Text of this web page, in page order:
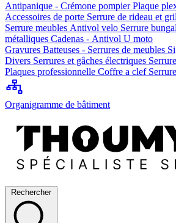
Antipanique - Crémone pompierPlaque
Accessoires de porte Serrure de rideau et
Serrure meubles Antivol velo Serrure
métalliques Cadenas - Antivol U moto
Gravures Batteuses - Serrures de meubles
Divers Serrures et gâches électriques
Plaques professionnelle Coffre a clef
Organigramme de bâtiment
Rechercher